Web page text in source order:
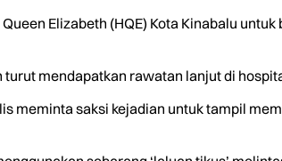
Elizabeth (HQE) Kota Kinabalu untuk
mendapatkan rawatan lanjut di
meminta saksi kejadian untuk tampil